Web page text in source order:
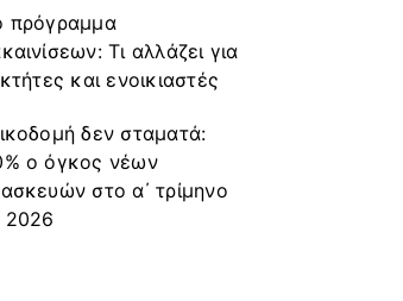
πρόγραμμα
Τι αλλάζει για
και ενοικιαστές
δεν σταματά:
ο όγκος νέων
στο α΄ τρίμηνο
2026